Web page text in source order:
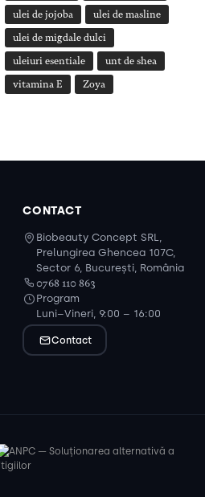
ulei de jojoba ulei de masline
ulei de migdale dulci
uleiuri esentiale unt de shea
vitamina E Zoya
CONTACT
Biobeauty Concept SRL,
Prelungirea Ghencea 107C,
Sector 6, București, România
0768 110 863
Program
Luni–Vineri, 9:00 – 16:00
Contact